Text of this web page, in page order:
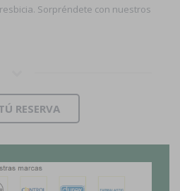
Sorpréndete con nuestros
RESERVA